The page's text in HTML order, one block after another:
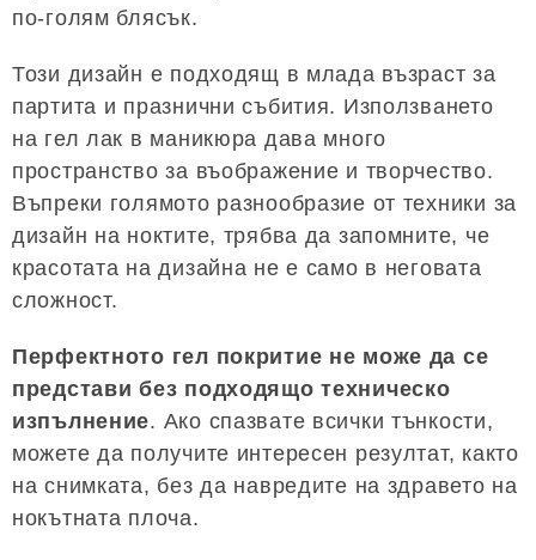
по-голям блясък.
Този дизайн е подходящ в млада възраст за
партита и празнични събития. Използването
на гел лак в маникюра дава много
пространство за въображение и творчество.
Въпреки голямото разнообразие от техники за
дизайн на ноктите, трябва да запомните, че
красотата на дизайна не е само в неговата
сложност.
Перфектното гел покритие не може да се
представи без подходящо техническо
изпълнение. Ако спазвате всички тънкости,
можете да получите интересен резултат, както
на снимката, без да навредите на здравето на
нокътната плоча.